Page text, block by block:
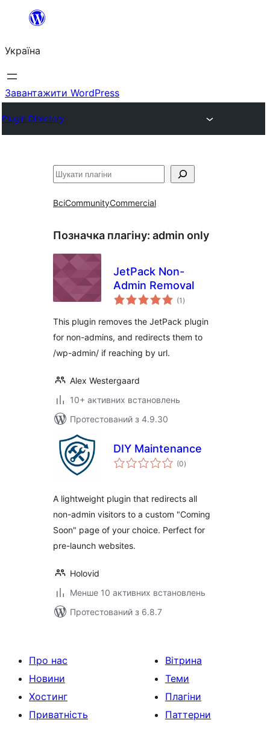
Перейти
вмісту
Україна
Завантажити WordPress
Plugin Directory
Пошук
ВсіCommunityCommercial
Позначка плагіну: admin only
JetPack Non-
Admin Removal
(1 загальний
рейтинг
)
This plugin removes the JetPack plugin
for non-admins, and redirects them to
/wp-admin/ if reaching by url.
Alex Westergaard
10+ активних встановлень
Протестований з 4.9.30
DIY Maintenance
(0загальний
рейтинг
)
A lightweight plugin that redirects all
non-admin visitors to a custom "Coming
Soon" page of your choice. Perfect for
pre-launch websites.
Holovid
Менше 10 активних встановлень
Протестований з 6.8.7
Про нас
Новини
Хостинг
Приватність
Вітрина
Теми
Плагіни
Паттерни